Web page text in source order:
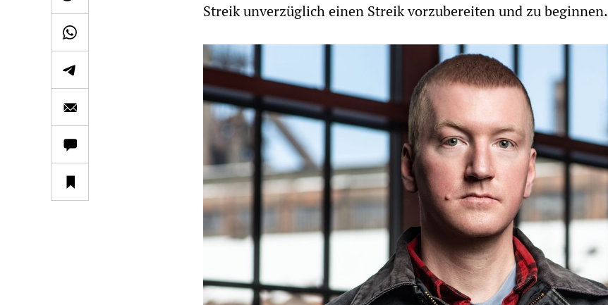
Streik unverzüglich einen Streik vorzubereiten und zu beginnen.